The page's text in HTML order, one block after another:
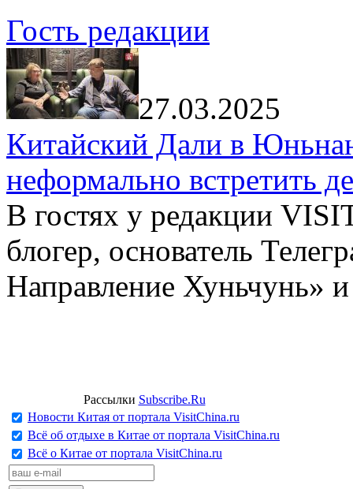
Гость редакции
27.03.2025
Китайский Дали в
неформально встретить
В гостях у редакции
блогер, основатель
Направление Хуньчунь»
Рассылки Subscribe.Ru
Новости Китая от портала VisitChina.ru
Всё об отдыхе в Китае от портала VisitChina.ru
Всё о Китае от портала VisitChina.ru